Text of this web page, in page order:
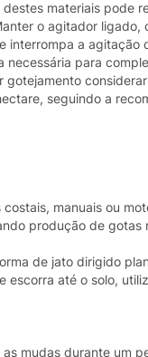
materiais
o agitador
interrompa a
necessária para
seguindo a
manuais ou
produção de
de jato dirigido
escorra até o solo,
mudas durante um